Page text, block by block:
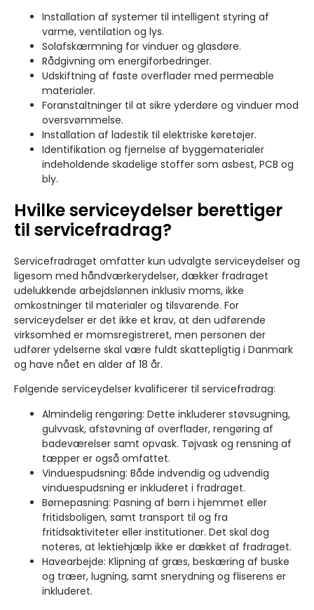
Installation af systemer til intelligent styring af
varme, ventilation og lys.
Solafskærmning for vinduer og glasdøre.
Rådgivning om energiforbedringer.
Udskiftning af faste overflader med permeable
materialer.
Foranstaltninger til at sikre yderdøre og vinduer mod
oversvømmelse.
Installation af ladestik til elektriske køretøjer.
Identifikation og fjernelse af byggematerialer
indeholdende skadelige stoffer som asbest, PCB og
bly.
Hvilke serviceydelser berettiger
til servicefradrag?
Servicefradraget omfatter kun udvalgte serviceydelser og
ligesom med håndværkerydelser, dækker fradraget
udelukkende arbejdslønnen inklusiv moms, ikke
omkostninger til materialer og tilsvarende. For
serviceydelser er det ikke et krav, at den udførende
virksomhed er momsregistreret, men personen der
udfører ydelserne skal være fuldt skattepligtig i Danmark
og have nået en alder af 18 år.
Følgende serviceydelser kvalificerer til servicefradrag:
Almindelig rengøring: Dette inkluderer støvsugning,
gulvvask, afstøvning af overflader, rengøring af
badeværelser samt opvask. Tøjvask og rensning af
tæpper er også omfattet.
Vinduespudsning: Både indvendig og udvendig
vinduespudsning er inkluderet i fradraget.
Børnepasning: Pasning af børn i hjemmet eller
fritidsboligen, samt transport til og fra
fritidsaktiviteter eller institutioner. Det skal dog
noteres, at lektiehjælp ikke er dækket af fradraget.
Havearbejde: Klipning af græs, beskæring af buske
og træer, lugning, samt snerydning og fliserens er
inkluderet.